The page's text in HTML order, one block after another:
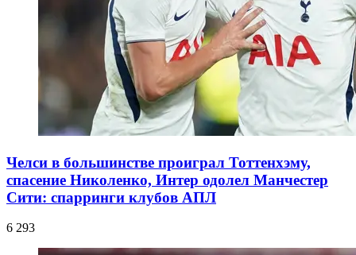
Челси в большинстве проиграл Тоттенхэму,
спасение Николенко, Интер одолел Манчестер
Сити: спарринги клубов АПЛ
6 293